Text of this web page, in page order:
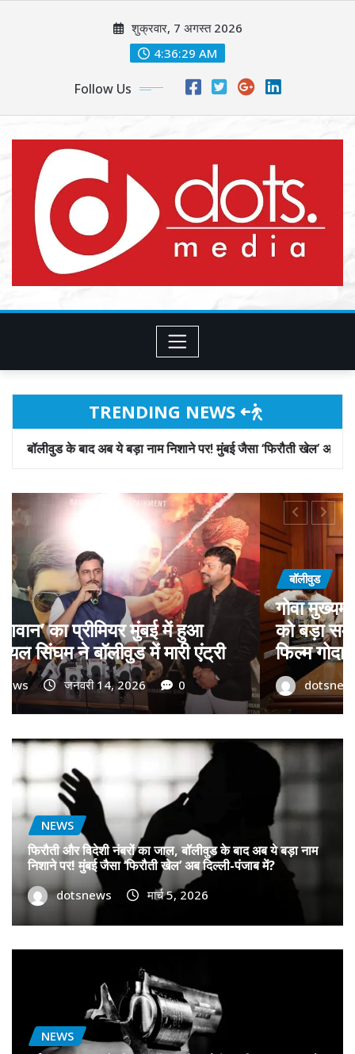
शुक्रवार, 7 अगस्त 2026
4:36:31 AM
Follow Us
TRENDING NEWS
नाम निशाने पर! मुंबई जैसा ‘फिरौती खेल’ अब दिल्ली-पंजाब में?
प्रमोद सावंत का ‘गोदान’
पोस्टर विमोचन कर मथुरा से
टीम का बढ़ाया मान!
जनवरी 9, 2026 0
NEWS
फिरौती और
बाद अब ये बड़ा
‘फिरौती खेल’
dotsnews
NEWS
फिरौती और विदेशी नंबरों का जाल, बॉलीवुड के बाद अब ये बड़ा नाम
निशाने पर! मुंबई जैसा ‘फिरौती खेल’ अब दिल्ली-पंजाब में?
dotsnews मार्च 5, 2026
NEWS